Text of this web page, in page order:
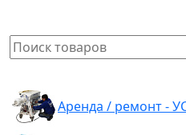
Аренда / ремонт -